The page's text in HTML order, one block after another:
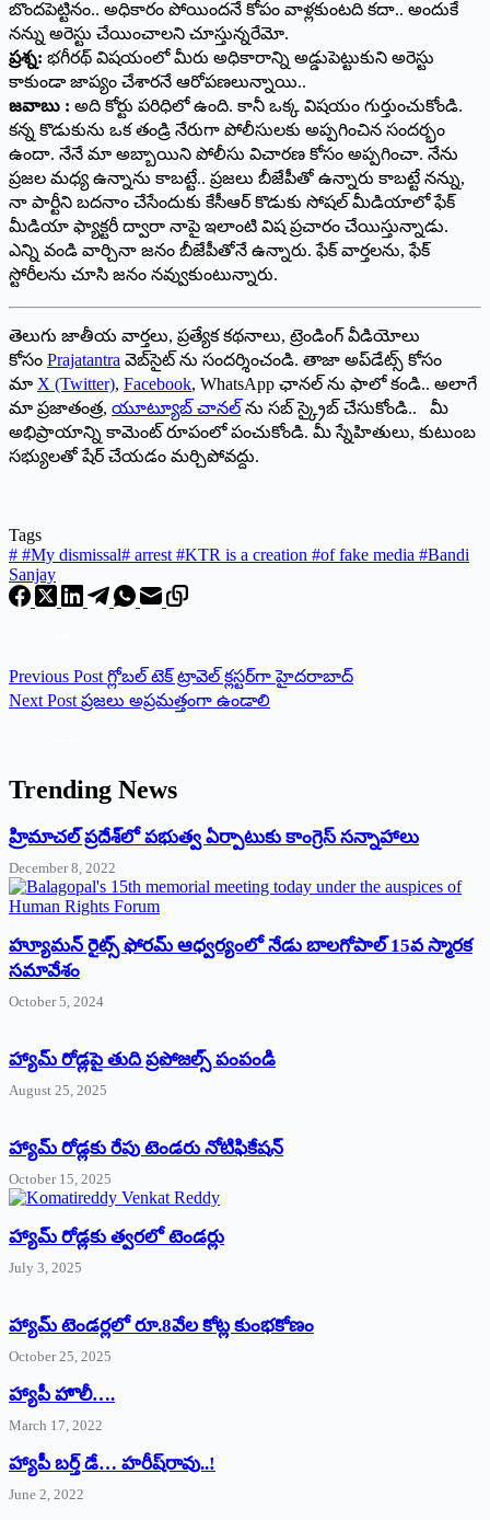
బొందపెట్టినం.. అధికారం పోయిందనే కోపం వాళ్లకుంటది కదా.. అందుకే
నన్ను అరెస్టు చేయించాలని చూస్తున్నరేమో.
ప్రశ్న: భగీరథ్ విషయంలో మీరు అధికారాన్ని అడ్డుపెట్టుకుని అరెస్టు
కాకుండా జాప్యం చేశారనే ఆరోపణలున్నాయి..
జవాబు : అది కోర్టు పరిధిలో ఉంది. కానీ ఒక్క విషయం గుర్తుంచుకోండి.
కన్న కొడుకును ఒక తండ్రి నేరుగా పోలీసులకు అప్పగించిన సందర్భం
ఉందా. నేనే మా అబ్బాయిని పోలీసు విచారణ కోసం అప్పగించా. నేను
ప్రజల మధ్య ఉన్నాను కాబట్టే.. ప్రజలు బీజేపీతో ఉన్నారు కాబట్టే నన్ను,
నా పార్టీని బదనాం చేసేందుకు కేసీఆర్ కొడుకు సోషల్ మీడియాలో ఫేక్
మీడియా ఫ్యాక్టరీ ద్వారా నాపై ఇలాంటి విష ప్రచారం చేయిస్తున్నాడు.
ఎన్ని వండి వార్చినా జనం బీజేపీతోనే ఉన్నారు. ఫేక్ వార్తలను, ఫేక్
స్టోరీలను చూసి జనం నవ్వుకుంటున్నారు.
తెలుగు జాతీయ వార్తలు, ప్రత్యేక కథనాలు, ట్రెండింగ్ వీడియోలు
కోసం Prajatantra వెబ్‌సైట్ ను సందర్శించండి. తాజా అప్‌డేట్స్ కోసం
మా X (Twitter), Facebook, WhatsApp ఛానల్ ను ఫాలో కండి.. అలాగే
మా ప్రజాతంత్ర, యూట్యూబ్ చానల్ ను సబ్ స్క్రైబ్ చేసుకోండి.. మీ
అభిప్రాయాన్ని కామెంట్ రూపంలో పంచుకోండి. మీ స్నేహితులు, కుటుంబ
సభ్యులతో షేర్ చేయడం మర్చిపోవద్దు.
Tags
# #My dismissal# arrest #KTR is a creation #of fake media #Bandi
Sanjay
Previous Post గ్లోబల్ టెక్ ట్రావెల్ క్లస్టర్‌గా హైదరాబాద్
Next Post ప్రజలు అప్రమత్తంగా ఉండాలి
Trending News
‌హ్రిమాచల్‌ ‌ప్రదేశ్‌లో పభుత్వ ఏర్పాటుకు కాంగ్రెస్‌ ‌సన్నాహాలు
December 8, 2022
హ్యూమన్‌ రైట్స్‌ ఫోరమ్‌ ఆధ్వర్యంలో నేడు బాలగోపాల్‌ 15వ స్మారక
సమావేశం
October 5, 2024
హ్యామ్‌ రోడ్లపై తుది ప్రపోజల్స్‌ పంపండి
August 25, 2025
హ్యామ్‌ రోడ్లకు రేపు టెండరు నోటిఫికేషన్‌
October 15, 2025
హ్యామ్‌ రోడ్లకు త్వరలో టెండర్లు
July 3, 2025
హ్యామ్‌ ‌టెండర్లలో రూ.8వేల కోట్ల కుంభకోణం
October 25, 2025
హ్యాపీ హొలీ….
March 17, 2022
హ్యాపీ బర్త్ ‌డే… హరీష్‌రావు..!
June 2, 2022